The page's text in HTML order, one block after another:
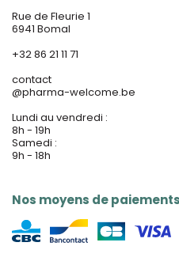
Rue de Fleurie 1
6941 Bomal
+32 86 21 11 71
contact
@pharma-welcome.be
Lundi au vendredi :
8h - 19h
Samedi :
9h - 18h
Nos moyens de paiements